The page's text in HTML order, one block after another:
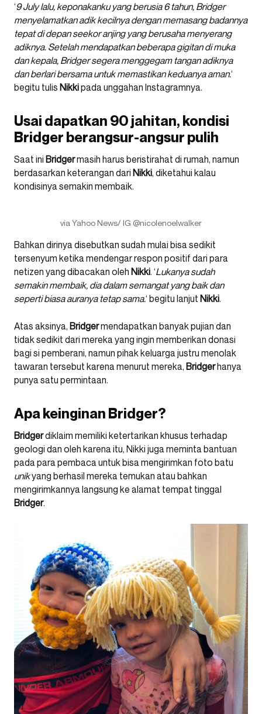
‘9 July lalu, keponakanku yang berusia 6 tahun, Bridger
menyelamatkan adik kecilnya dengan memasang badannya
tepat di depan seekor anjing yang berusaha menyerang
adiknya. Setelah mendapatkan beberapa gigitan di muka
dan kepala, Bridger segera menggegam tangan adiknya
dan berlari bersama untuk memastikan keduanya aman.‘
begitu tulis Nikkipada unggahan Instagramnya.
Usai dapatkan 90 jahitan, kondisi
Bridger berangsur-angsur pulih
Saat ini Bridgermasih harus beristirahat di rumah, namun
berdasarkan keterangan dari Nikki, diketahui kalau
kondisinya semakin membaik.
via Yahoo News/ IG @nicolenoelwalker
Bahkan dirinya disebutkan sudah mulai bisa sedikit
tersenyum ketika mendengar respon positif dari para
netizen yang dibacakan oleh Nikki. ‘Lukanya sudah
semakin membaik, dia dalam semangat yang baik dan
seperti biasa auranya tetap sama.‘ begitu lanjut Nikki.
Atas aksinya, Bridgermendapatkan banyak pujian dan
tidak sedikit dari mereka yang ingin memberikan donasi
bagi si pemberani, namun pihak keluarga justru menolak
tawaran tersebut karena menurut mereka, Bridgerhanya
punya satu permintaan.
Apa keinginan Bridger?
Bridgerdiklaim memiliki ketertarikan khusus terhadap
geologi dan oleh karena itu, Nikki juga meminta bantuan
pada para pembaca untuk bisa mengirimkan foto batu
unikyang berhasil mereka temukan atau bahkan
mengirimkannya langsung ke alamat tempat tinggal
Bridger.